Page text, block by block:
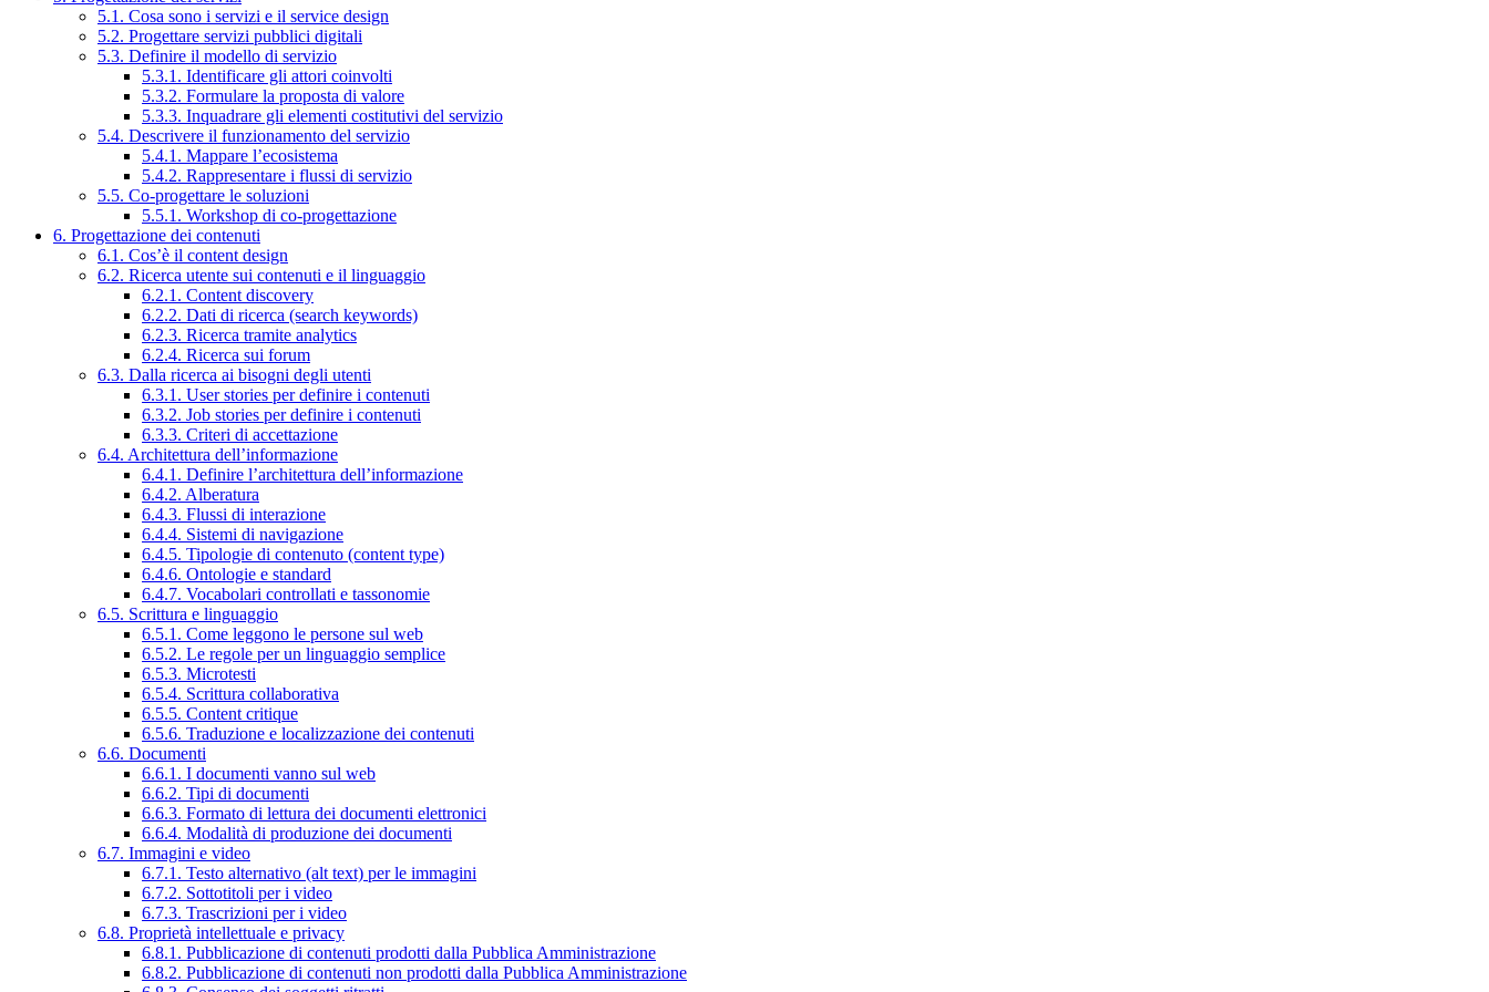
5.1. Cosa sono i servizi e il service design
5.2. Progettare servizi pubblici digitali
5.3. Definire il modello di servizio
5.3.1. Identificare gli attori coinvolti
5.3.2. Formulare la proposta di valore
5.3.3. Inquadrare gli elementi costitutivi del servizio
5.4. Descrivere il funzionamento del servizio
5.4.1. Mappare l’ecosistema
5.4.2. Rappresentare i flussi di servizio
5.5. Co-progettare le soluzioni
5.5.1. Workshop di co-progettazione
6. Progettazione dei contenuti
6.1. Cos’è il content design
6.2. Ricerca utente sui contenuti e il linguaggio
6.2.1. Content discovery
6.2.2. Dati di ricerca (search keywords)
6.2.3. Ricerca tramite analytics
6.2.4. Ricerca sui forum
6.3. Dalla ricerca ai bisogni degli utenti
6.3.1. User stories per definire i contenuti
6.3.2. Job stories per definire i contenuti
6.3.3. Criteri di accettazione
6.4. Architettura dell’informazione
6.4.1. Definire l’architettura dell’informazione
6.4.2. Alberatura
6.4.3. Flussi di interazione
6.4.4. Sistemi di navigazione
6.4.5. Tipologie di contenuto (content type)
6.4.6. Ontologie e standard
6.4.7. Vocabolari controllati e tassonomie
6.5. Scrittura e linguaggio
6.5.1. Come leggono le persone sul web
6.5.2. Le regole per un linguaggio semplice
6.5.3. Microtesti
6.5.4. Scrittura collaborativa
6.5.5. Content critique
6.5.6. Traduzione e localizzazione dei contenuti
6.6. Documenti
6.6.1. I documenti vanno sul web
6.6.2. Tipi di documenti
6.6.3. Formato di lettura dei documenti elettronici
6.6.4. Modalità di produzione dei documenti
6.7. Immagini e video
6.7.1. Testo alternativo (alt text) per le immagini
6.7.2. Sottotitoli per i video
6.7.3. Trascrizioni per i video
6.8. Proprietà intellettuale e privacy
6.8.1. Pubblicazione di contenuti prodotti dalla Pubblica Amministrazione
6.8.2. Pubblicazione di contenuti non prodotti dalla Pubblica Amministrazione